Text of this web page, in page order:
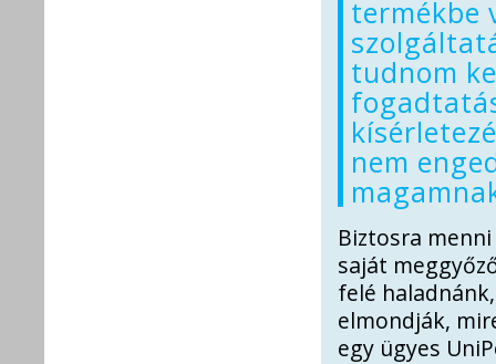
termékbe
tudnom
nem
Biztosra
saját
felé
elmondják,
egy ügyes